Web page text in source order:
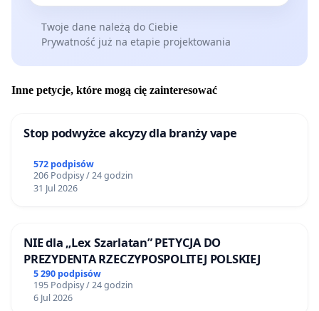
Twoje dane należą do Ciebie
Prywatność już na etapie projektowania
Inne petycje, które mogą cię zainteresować
Stop podwyżce akcyzy dla branży vape
572 podpisów
206 Podpisy / 24 godzin
31 Jul 2026
NIE dla „Lex Szarlatan” PETYCJA DO
PREZYDENTA RZECZYPOSPOLITEJ POLSKIEJ
5 290 podpisów
195 Podpisy / 24 godzin
6 Jul 2026